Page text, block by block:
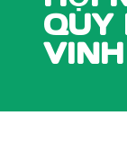
QUY
VINH